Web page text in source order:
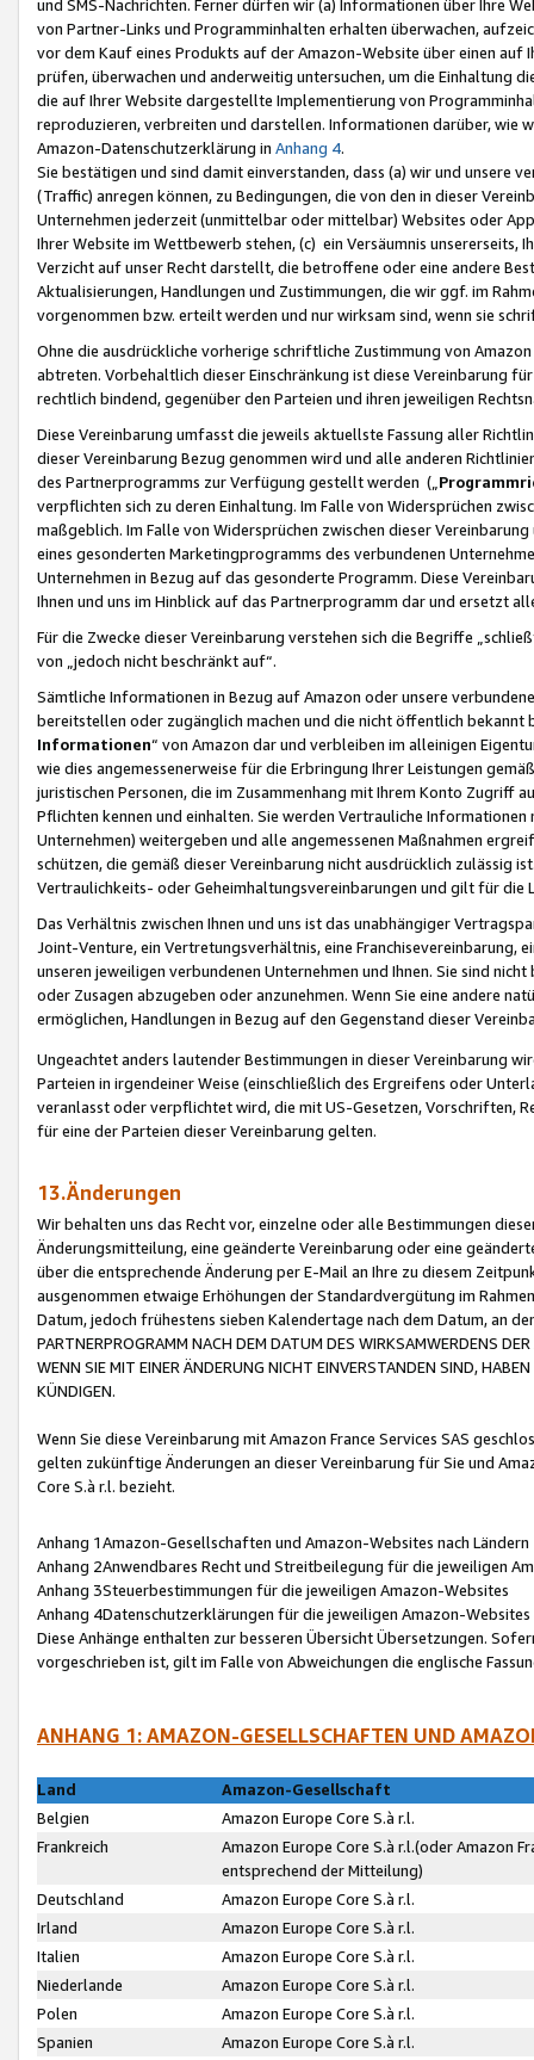
und SMS-Nachrichten. Ferner dürfen wir (a) Informationen über Ihre
von Partner-Links und Programminhalten erhalten überwachen,
vor dem Kauf eines Produkts auf der Amazon-Website über einen
prüfen, überwachen und anderweitig untersuchen, um die Einhaltung
die auf Ihrer Website dargestellte Implementierung von
reproduzieren, verbreiten und darstellen. Informationen darüber, wie
Amazon-Datenschutzerklärung in Anhang 4.
Sie bestätigen und sind damit einverstanden, dass (a) wir und
(Traffic) anregen können, zu Bedingungen, die von den in dieser
Unternehmen jederzeit (unmittelbar oder mittelbar) Websites oder
Ihrer Website im Wettbewerb stehen, (c) ein Versäumnis unsererseits,
Verzicht auf unser Recht darstellt, die betroffene oder eine andere
Aktualisierungen, Handlungen und Zustimmungen, die wir ggf. im
vorgenommen bzw. erteilt werden und nur wirksam sind, wenn sie
Ohne die ausdrückliche vorherige schriftliche Zustimmung von
abtreten. Vorbehaltlich dieser Einschränkung ist diese Vereinbarung
rechtlich bindend, gegenüber den Parteien und ihren jeweiligen
Diese Vereinbarung umfasst die jeweils aktuellste Fassung aller
dieser Vereinbarung Bezug genommen wird und alle anderen
des Partnerprogramms zur Verfügung gestellt werden („
verpflichten sich zu deren Einhaltung. Im Falle von Widersprüchen
maßgeblich. Im Falle von Widersprüchen zwischen dieser
eines gesonderten Marketingprogramms des verbundenen
Unternehmen in Bezug auf das gesonderte Programm. Diese
Ihnen und uns im Hinblick auf das Partnerprogramm dar und ersetzt
Für die Zwecke dieser Vereinbarung verstehen sich die Begriffe
von „jedoch nicht beschränkt auf“.
Sämtliche Informationen in Bezug auf Amazon oder unsere
bereitstellen oder zugänglich machen und die nicht öffentlich
Informationen“ von Amazon dar und verbleiben im alleinigen
wie dies angemessenerweise für die Erbringung Ihrer Leistungen
juristischen Personen, die im Zusammenhang mit Ihrem Konto
Pflichten kennen und einhalten. Sie werden Vertrauliche
Unternehmen) weitergeben und alle angemessenen Maßnahmen
schützen, die gemäß dieser Vereinbarung nicht ausdrücklich zulässig
Vertraulichkeits- oder Geheimhaltungsvereinbarungen und gilt für die
Das Verhältnis zwischen Ihnen und uns ist das unabhängiger
Joint-Venture, ein Vertretungsverhältnis, eine Franchisevereinbarung,
unseren jeweiligen verbundenen Unternehmen und Ihnen. Sie sind
oder Zusagen abzugeben oder anzunehmen. Wenn Sie eine andere
ermöglichen, Handlungen in Bezug auf den Gegenstand dieser
Ungeachtet anders lautender Bestimmungen in dieser Vereinbarung
Parteien in irgendeiner Weise (einschließlich des Ergreifens oder
veranlasst oder verpflichtet wird, die mit US-Gesetzen, Vorschriften,
für eine der Parteien dieser Vereinbarung gelten.
13.Änderungen
Wir behalten uns das Recht vor, einzelne oder alle Bestimmungen
Änderungsmitteilung, eine geänderte Vereinbarung oder eine
über die entsprechende Änderung per E-Mail an Ihre zu diesem
ausgenommen etwaige Erhöhungen der Standardvergütung im
Datum, jedoch frühestens sieben Kalendertage nach dem Datum, an
PARTNERPROGRAMM NACH DEM DATUM DES WIRKSAMWERDENS
WENN SIE MIT EINER ÄNDERUNG NICHT EINVERSTANDEN SIND,
KÜNDIGEN.
Wenn Sie diese Vereinbarung mit Amazon France Services SAS
gelten zukünftige Änderungen an dieser Vereinbarung für Sie und
Core S.à r.l. bezieht.
Anhang 1Amazon-Gesellschaften und Amazon-Websites nach Ländern
Anhang 2Anwendbares Recht und Streitbeilegung für die jeweiligen
Anhang 3Steuerbestimmungen für die jeweiligen Amazon-Websites
Anhang 4Datenschutzerklärungen für die jeweiligen Amazon-Websites
Diese Anhänge enthalten zur besseren Übersicht Übersetzungen.
vorgeschrieben ist, gilt im Falle von Abweichungen die englische
ANHANG 1: AMAZON-GESELLSCHAFTEN UND
Land
Amazon-Gesellschaft
Belgien
Amazon Europe Core S.à r.l.
Frankreich
Amazon Europe Core S.à r.l.(oder Amazon
entsprechend der Mitteilung)
Deutschland
Amazon Europe Core S.à r.l.
Irland
Amazon Europe Core S.à r.l.
Italien
Amazon Europe Core S.à r.l.
Niederlande
Amazon Europe Core S.à r.l.
Polen
Amazon Europe Core S.à r.l.
Spanien
Amazon Europe Core S.à r.l.